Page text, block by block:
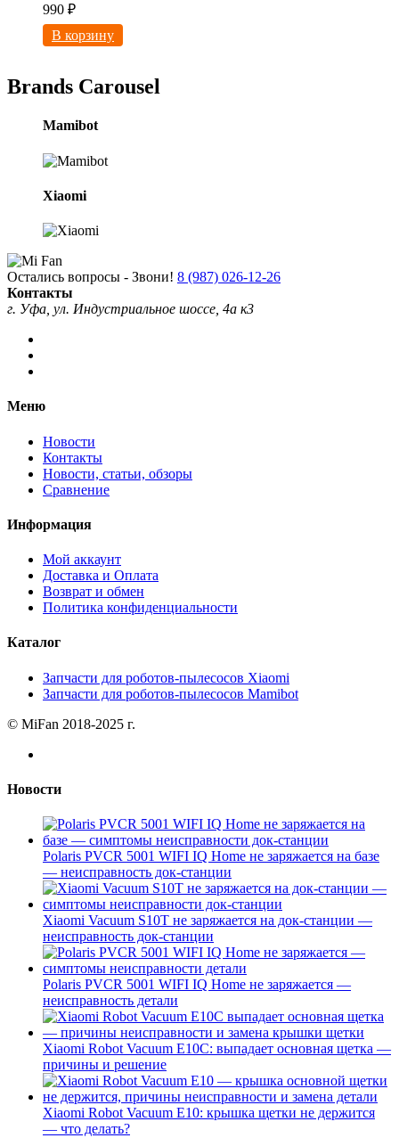
990 ₽
В корзину
Brands Carousel
Mamibot
Xiaomi
Остались вопросы - Звони! 8 (987) 026-12-26
Контакты
г. Уфа, ул. Индустриальное шоссе, 4а к3
Меню
Новости
Контакты
Новости, статьи, обзоры
Сравнение
Информация
Мой аккаунт
Доставка и Оплата
Возврат и обмен
Политика конфиденциальности
Каталог
Запчасти для роботов-пылесосов Xiaomi
Запчасти для роботов-пылесосов Mamibot
© MiFan 2018-2025 г.
Новости
Polaris PVCR 5001 WIFI IQ Home не заряжается на базе
— неисправность док-станции
Xiaomi Vacuum S10T не заряжается на док-станции —
неисправность док-станции
Polaris PVCR 5001 WIFI IQ Home не заряжается —
неисправность детали
Xiaomi Robot Vacuum E10C: выпадает основная щетка —
причины и решение
Xiaomi Robot Vacuum E10: крышка щетки не держится
— что делать?